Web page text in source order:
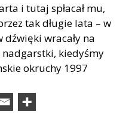
i tutaj spłacał mu,
tak długie lata – w
wracały na
nadgarstki, kiedyśmy
okruchy 1997